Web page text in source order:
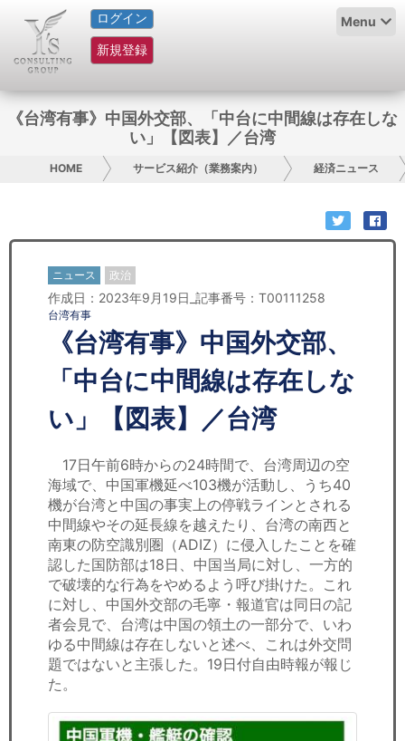
ログイン
新規登録
Menu
HOME
サービス紹介
コラム
お問い合わせ
日本人にPR
コンサルティング
リサーチ
セミナー
労務顧問
ＩＴ
飲食店情報
《台湾有事》中国外交部、「中台に中間線は存在しな
い」【図表】／台湾
HOME サービス紹介（業務案内） 経済ニュース
ニュース 政治
作成日：2023年9月19日_記事番号：T00111258
台湾有事
《台湾有事》中国外交部、
「中台に中間線は存在しな
い」【図表】／台湾
17日午前6時からの24時間で、台湾周辺の空
海域で、中国軍機延べ103機が活動し、うち40
機が台湾と中国の事実上の停戦ラインとされる
中間線やその延長線を越えたり、台湾の南西と
南東の防空識別圏（ADIZ）に侵入したことを確
認した国防部は18日、中国当局に対し、一方的
で破壊的な行為をやめるよう呼び掛けた。これ
に対し、中国外交部の毛寧・報道官は同日の記
者会見で、台湾は中国の領土の一部分で、いわ
ゆる中間線は存在しないと述べ、これは外交問
題ではないと主張した。19日付自由時報が報じ
た。